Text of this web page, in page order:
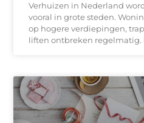
Verhuizen in Nederland
vooral in grote steden.
op hogere verdiepingen,
liften ontbreken regelmatig.